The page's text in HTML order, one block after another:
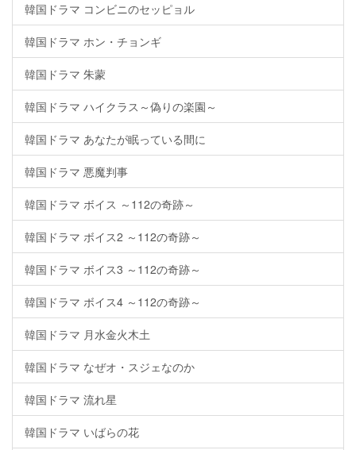
韓国ドラマ コンビニのセッピョル
韓国ドラマ ホン・チョンギ
韓国ドラマ 朱蒙
韓国ドラマ ハイクラス～偽りの楽園～
韓国ドラマ あなたが眠っている間に
韓国ドラマ 悪魔判事
韓国ドラマ ボイス ～112の奇跡～
韓国ドラマ ボイス2 ～112の奇跡～
韓国ドラマ ボイス3 ～112の奇跡～
韓国ドラマ ボイス4 ～112の奇跡～
韓国ドラマ 月水金火木土
韓国ドラマ なぜオ・スジェなのか
韓国ドラマ 流れ星
韓国ドラマ いばらの花